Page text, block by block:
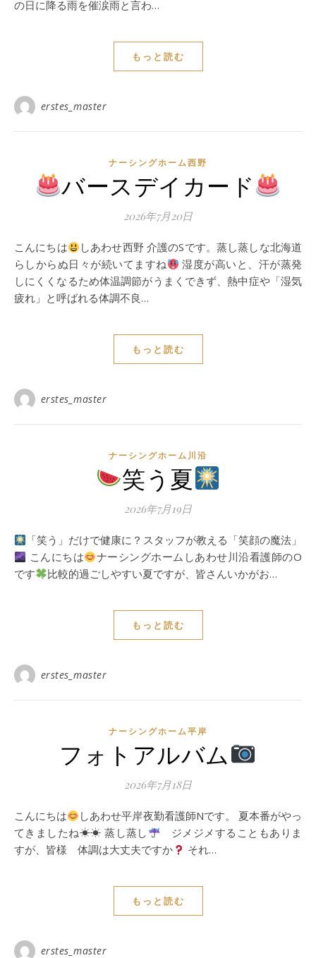
の日に降る雨を催涙雨と言わ…
もっと読む
erstes_master
ナーシングホーム西野
バースデイカード
2026年7月20日
こんにちは
しあわせ西野 介護のSです。蒸し蒸しな北海道
らしからぬ日々が続いてますね
湿度が高いと、汗が蒸発
しにくくなるため体温調節がうまくできず、熱中症や「湿気
疲れ」と呼ばれる体調不良…
もっと読む
erstes_master
ナーシングホーム川沿
笑う夏
2026年7月19日
「笑う」だけで健康に？スタッフが教える「笑顔の魔法」
こんにちは
ナーシングホームしあわせ川沿看護師のO
です
比較的過ごしやすい夏ですが、皆さんいかがお…
もっと読む
erstes_master
ナーシングホーム平岸
フォトアルバム
2026年7月18日
こんにちは
しあわせ平岸夜勤看護師Nです。 夏本番がやっ
てきましたね☀☀ 蒸し蒸し
ジメジメすることもありま
すが、皆様 体調は大丈夫ですか
それ…
もっと読む
erstes_master